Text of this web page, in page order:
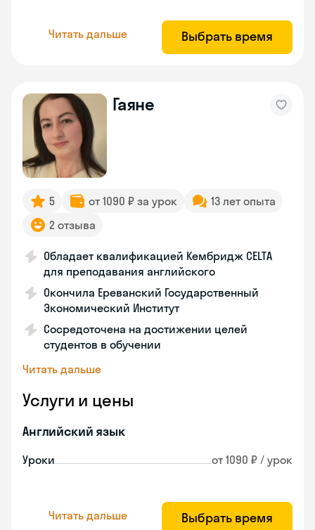
Читать дальше Выбрать время
Гаяне
5 от 1090 ₽ за урок
13 лет опыта
2 отзыва
Обладает квалификацией Кембридж CELTA
для преподавания английского
Окончила Ереванский Государственный
Экономический Институт
Сосредоточена на достижении целей
студентов в обучении
Читать дальше
Услуги и цены
Английский язык
Уроки от 1090 ₽ / урок
Читать дальше Выбрать время